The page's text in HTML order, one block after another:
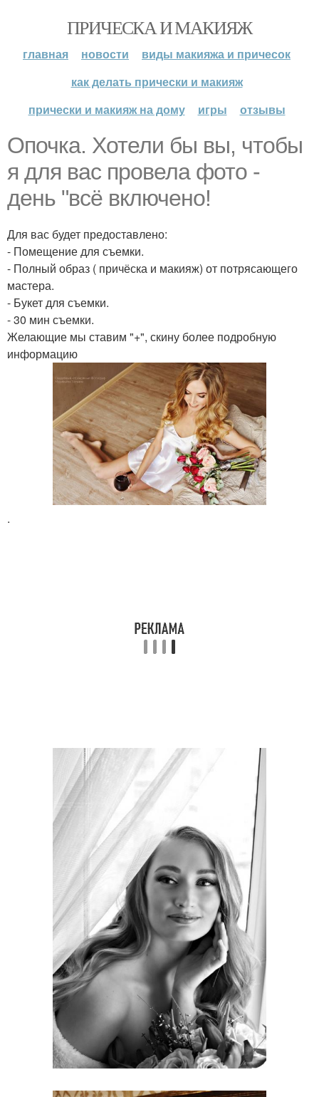
ПРИЧЕСКА И МАКИЯЖ
главная новости
виды макияжа и причесок
как делать прически и макияж
прически и макияж на дому
игры отзывы
Опочка. Хотели бы вы, чтобы
я для вас провела фото -
день "всё включено!
Для вас будет предоставлено:
- Помещение для съемки.
- Полный образ ( причёска и макияж) от потрясающего
мастера.
- Букет для съемки.
- 30 мин съемки.
Желающие мы ставим "+", скину более подробную
информацию
.